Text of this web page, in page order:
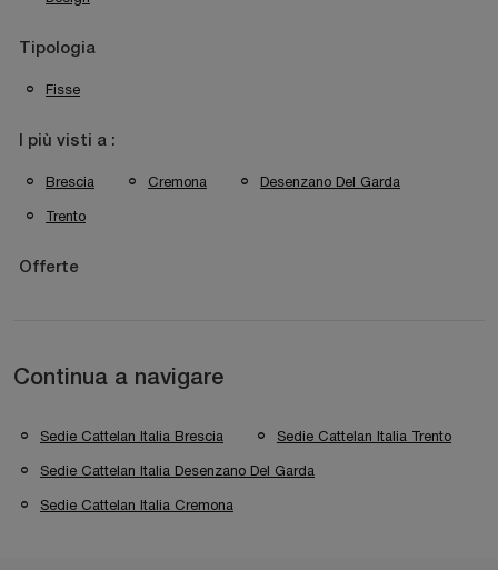
Tipologia
Fisse
I più visti a :
Brescia Cremona Desenzano Del Garda
Trento
Offerte
Continua a navigare
Sedie Cattelan Italia Brescia Sedie Cattelan Italia Trento
Sedie Cattelan Italia Desenzano Del Garda
Sedie Cattelan Italia Cremona